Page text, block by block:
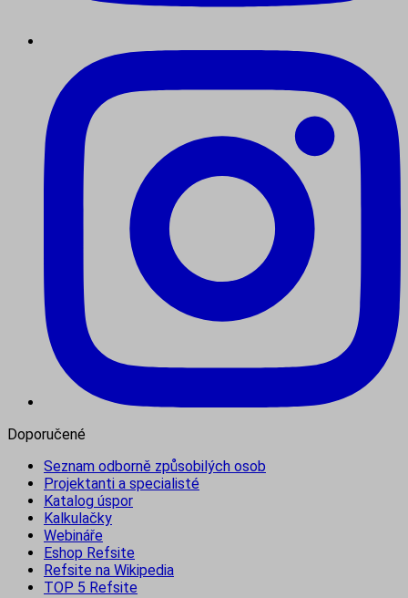
Doporučené
Seznam odborně způsobilých osob
Projektanti a specialisté
Katalog úspor
Kalkulačky
Webináře
Eshop Refsite
Refsite na Wikipedia
TOP 5 Refsite